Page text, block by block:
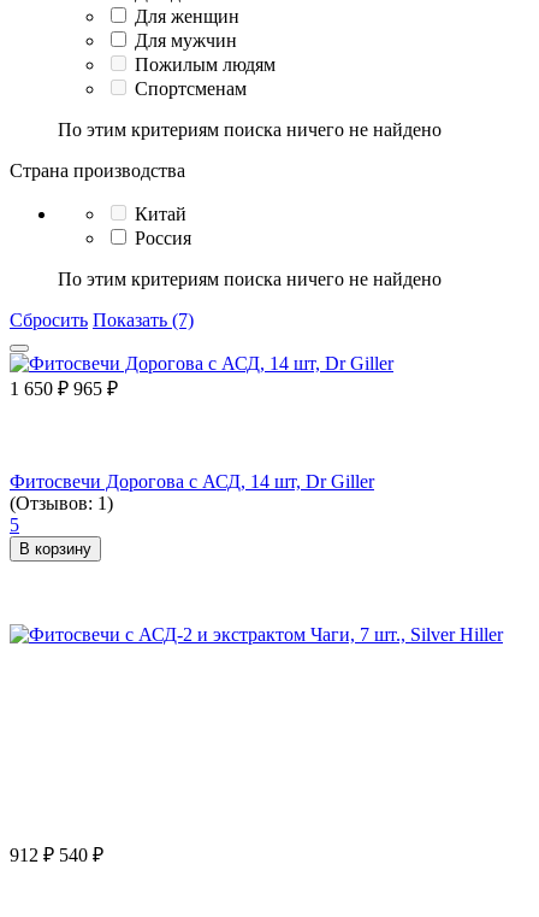
Для женщин
Для мужчин
Пожилым людям
Спортсменам
По этим критериям поиска ничего не найдено
Страна производства
Китай
Россия
По этим критериям поиска ничего не найдено
Сбросить Показать (7)
1 650 ₽ 965 ₽
Фитосвечи Дорогова с АСД, 14 шт, Dr Giller
(Отзывов: 1)
5
В корзину
912 ₽ 540 ₽